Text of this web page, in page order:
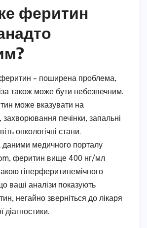
феритин
– поширена проблема,
також може бути небезпечним.
може вказувати на
печінки, запальні
онкологічні стани.
даними медичного порталу
феритин вище 400 нг/мл
гіперферитинемічного
ваші аналізи показують
негайно зверніться до лікаря
діагностики.